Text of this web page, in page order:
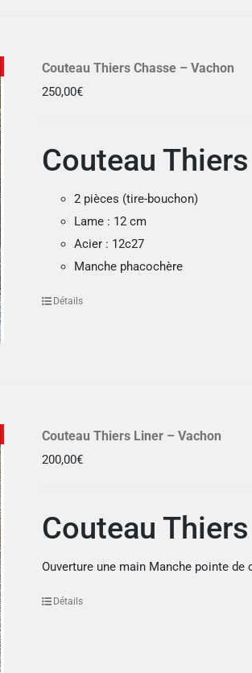
Couteau Thiers Chasse – Vachon
250,00€
Couteau
2 pièces (tire-bouchon)
Lame : 12 cm
Acier : 12c27
Manche phacochère
Détails
Couteau Thiers Liner – Vachon
200,00€
Couteau
Ouverture une main Manche pointe
Détails